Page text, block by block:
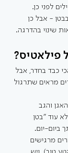
לפני כן.
- אבל כן
שינוי בהדרגה.
פילאטיס?
כבד בחדר, אבל
מראים שתרגול
והגב
עוד "בטן
ביום-יום.
מרגישים